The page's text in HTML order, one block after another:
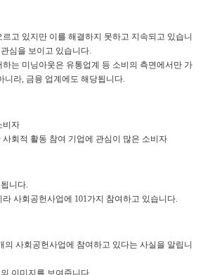
고 있지만 이를 해결하지 못하고 지속되고 있습니
심을 보이고 있습니다.
는 미닝아웃은 유통업계 등 소비의 측면에서만 가
니라, 금융 업계에도 해당됩니다.
비자
회적 활동 참여 기업에 관심이 많은 소비자
니다.
사회공헌사업에 101가지 참여하고 있습니다.
의 사회공헌사업에 참여하고 있다는 사실을 알립니
이미지를 보여줍니다.